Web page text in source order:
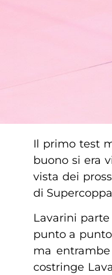
Il primo test
buono si era
vista dei
di
Lavarini
punto a
ma
costringe